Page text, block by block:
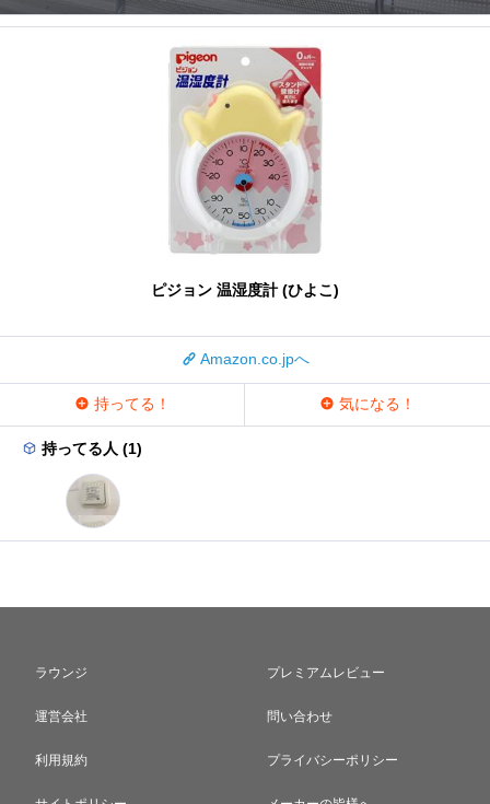
ピジョン 温湿度計 (ひよこ)
Amazon.co.jpへ
持ってる！ 気になる！
持ってる人 (1)
ラウンジ プレミアムレビュー
運営会社 問い合わせ
利用規約 プライバシーポリシー